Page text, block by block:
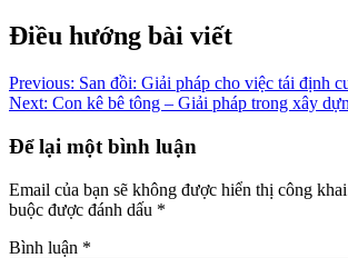
Điều hướng bài viết
Previous: San đồi: Giải pháp cho việc tái định
Next: Con kê bê tông – Giải pháp trong xây
Để lại một bình luận
Email của bạn sẽ không được hiển thị công
buộc được đánh dấu *
Bình luận *